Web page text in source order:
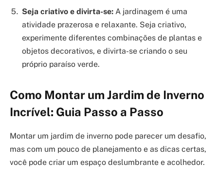
Seja criativo e divirta-se: A jardinagem é uma
atividade prazerosa e relaxante. Seja criativo,
experimente diferentes combinações de plantas e
objetos decorativos, e divirta-se criando o seu
próprio paraíso verde.
Como Montar um Jardim de Inverno
Incrível: Guia Passo a Passo
Montar um jardim de inverno pode parecer um desafio,
mas com um pouco de planejamento e as dicas certas,
você pode criar um espaço deslumbrante e acolhedor.